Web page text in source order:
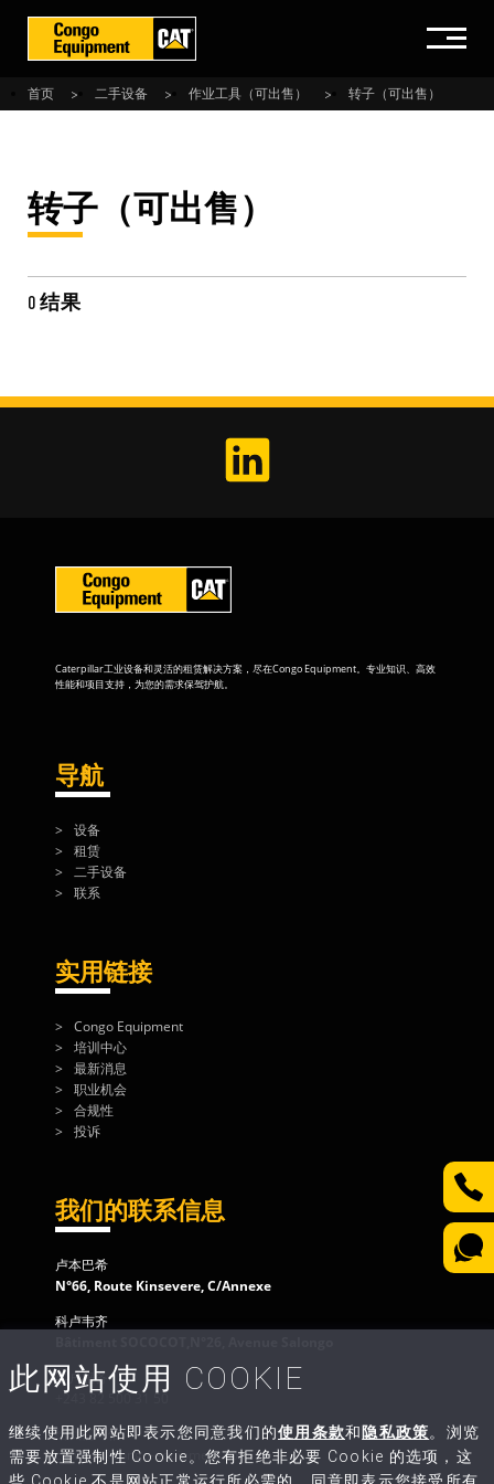
首页 二手设备 作业工具（可出售） 转子（可出售）
转子（可出售）
0 结果
Caterpillar工业设备和灵活的租赁解决方案，尽在Congo Equipment。专业知识、高效
性能和项目支持，为您的需求保驾护航。
导航
设备
租赁
二手设备
联系
实用链接
Congo Equipment
培训中心
最新消息
职业机会
合规性
投诉
我们的联系信息
卢本巴希
N°66, Route Kinsevere, C/Annexe
科卢韦齐
客户服务
+243 82 500 31 50
给我们写信
contact@congo-equipment.com
此网站使用 COOKIE
继续使用此网站即表示您同意我们的使用条款和 隐私政策。浏览
需要放置强制性 Cookie。您有拒绝非必要 Cookie 的选项，这